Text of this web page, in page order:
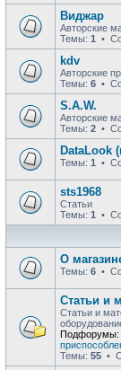
Виджар
Авторские
Темы: 1 •
kdv
Авторские
Темы: 6 •
S.A.W.
Авторские
Темы: 2 •
DataLook
Темы: 1 •
sts1968
Статьи
Темы: 1 •
О
Темы: 6 •
Статьи и
Статьи и
Подфорумы:
Темы: 55 •